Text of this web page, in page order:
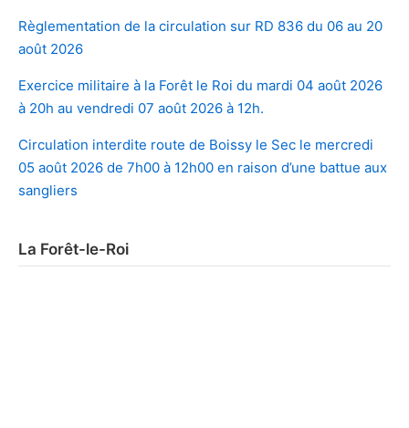
Règlementation de la circulation sur RD 836 du 06 au 20
août 2026
Exercice militaire à la Forêt le Roi du mardi 04 août 2026
à 20h au vendredi 07 août 2026 à 12h.
Circulation interdite route de Boissy le Sec le mercredi
05 août 2026 de 7h00 à 12h00 en raison d’une battue aux
sangliers
La Forêt-le-Roi